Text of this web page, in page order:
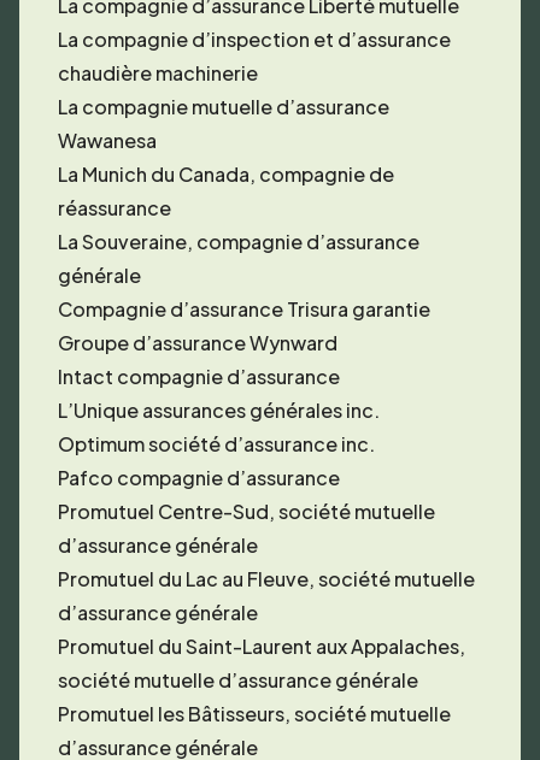
La compagnie d’assurance Liberté mutuelle
La compagnie d’inspection et d’assurance
chaudière machinerie
La compagnie mutuelle d’assurance
Wawanesa
La Munich du Canada, compagnie de
réassurance
La Souveraine, compagnie d’assurance
générale
Compagnie d’assurance Trisura garantie
Groupe d’assurance Wynward
Intact compagnie d’assurance
L’Unique assurances générales inc.
Optimum société d’assurance inc.
Pafco compagnie d’assurance
Promutuel Centre-Sud, société mutuelle
d’assurance générale
Promutuel du Lac au Fleuve, société mutuelle
d’assurance générale
Promutuel du Saint-Laurent aux Appalaches,
société mutuelle d’assurance générale
Promutuel les Bâtisseurs, société mutuelle
d’assurance générale